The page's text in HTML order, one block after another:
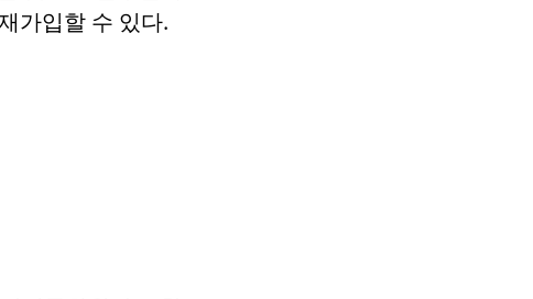
가입할 수 있다.